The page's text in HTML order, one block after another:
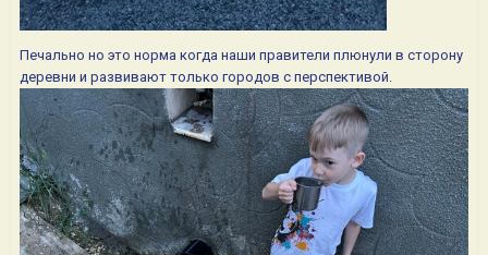
Печально но это норма когда наши правители плюнули в сторону
деревни и развивают только городов с перспективой.